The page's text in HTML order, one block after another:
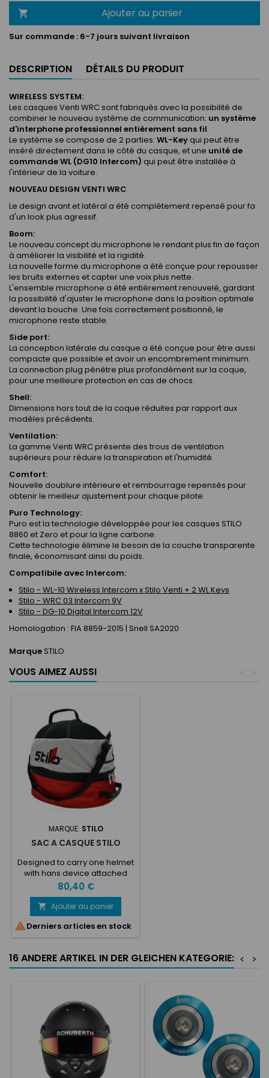
 Ajouter au panier
Sur commande : 6-7 jours suivant livraison
DESCRIPTION DÉTAILS DU PRODUIT
WIRELESS SYSTEM:
Les casques Venti WRC sont fabriqués avec la possibilité de
combiner le nouveau système de communication: un système
d'interphone professionnel entièrement sans fil.
Le système se compose de 2 parties: WL-Keyqui peut être
inséré directement dans le côté du casque, et une unité de
commande WL (DG10 Intercom) qui peut être installée à
l'intérieur de la voiture.
NOUVEAU DESIGN VENTI WRC
Le design avant et latéral a été complètement repensé pour fa
d'un look plus agressif.
Boom:
Le nouveau concept du microphone le rendant plus fin de façon
à améliorer la visibilité et la rigidité.
La nouvelle forme du microphone a été conçue pour repousser
les bruits externes et capter une voix plus nette.
L'ensemble microphone a été entièrement renouvelé, gardant
la possibilité d'ajuster le microphone dans la position optimale
devant la bouche. Une fois correctement positionné, le
microphone reste stable.
Side port:
La conception latérale du casque a été conçue pour être aussi
compacte que possible et avoir un encombrement minimum.
La connection plug pénètre plus profondément sur la coque,
pour une meilleure protection en cas de chocs.
Shell:
Dimensions hors tout de la coque réduites par rapport aux
modèles précédents.
Ventilation:
La gamme Venti WRC présente des trous de ventilation
supérieurs pour réduire la transpiration et l'humidité.
Comfort:
Nouvelle doublure intérieure et rembourrage repensés pour
obtenir le meilleur ajustement pour chaque pilote.
Puro Technology:
Puro est la technologie développée pour les casques STILO
8860 et Zero et pour la ligne carbone.
Cette technologie élimine le besoin de la couche transparente
finale, économisant ainsi du poids.
Compatibile avec Intercom:
Stilo - WL-10 Wireless Intercom x Stilo Venti + 2 WL Keys
Stilo - WRC 03 Intercom 9V
Stilo - DG-10 Digital Intercom 12V
Homologation : FIA 8859-2015 | Snell SA2020
Marque STILO
VOUS AIMEZ AUSSI >
<
MARQUE: STILO
SAC A CASQUE STILO
Designed to carry one helmet
with hans device attached
Constructed of nylon and
neoprene
Prix
80,40 €
 Ajouter au panier
Derniers articles en stock
16 ANDERE ARTIKEL IN DER GLEICHEN KATEGORIE: >
<